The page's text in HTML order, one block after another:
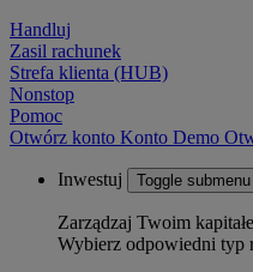
Handluj
Zasil rachunek
Strefa klienta (HUB)
Nonstop
Pomoc
Otwórz konto Konto Demo
Inwestuj Toggle submenu
Zarządzaj Twoim
Wybierz odpowiedni typ